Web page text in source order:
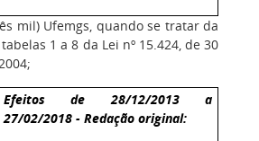
mil) Ufemgs, quando se tratar da
1 a 8 da Lei nº 15.424, de 30
Efeitos de 28/12/2013 a
27/02/2018 - Redação original: